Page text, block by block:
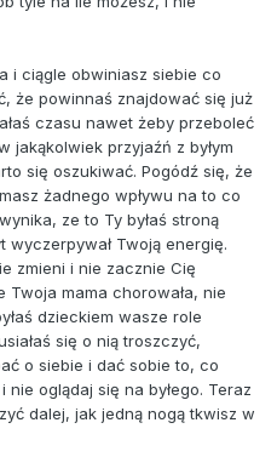
i ciągle obwiniasz siebie co
że powinnaś znajdować się już
czasu nawet żeby przeboleć
jakąkolwiek przyjaźń z byłym
się oszukiwać. Pogódź się, że
żadnego wpływu na to co
ze to Ty byłaś stroną
wyczerpywał Twoją energię.
zmieni i nie zacznie Cię
Twoja mama chorowała, nie
dzieckiem wasze role
się o nią troszczyć,
o siebie i dać sobie to, co
oglądaj się na byłego. Teraz
dalej, jak jedną nogą tkwisz w